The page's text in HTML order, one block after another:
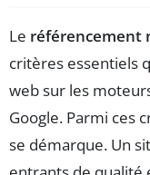
Le référencement
critères essentiels
web sur les
Google. Parmi ces
se démarque. Un